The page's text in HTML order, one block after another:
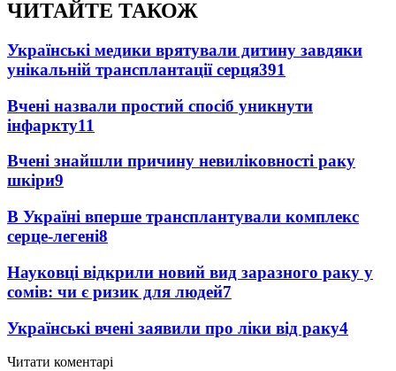
ЧИТАЙТЕ ТАКОЖ
Українські медики врятували дитину завдяки
унікальній трансплантації серця391
Вчені назвали простий спосіб уникнути
інфаркту11
Вчені знайшли причину невиліковності раку
шкіри9
В Україні вперше трансплантували комплекс
серце-легені8
Науковці відкрили новий вид заразного раку у
сомів: чи є ризик для людей7
Українські вчені заявили про ліки від раку4
Читати коментарі